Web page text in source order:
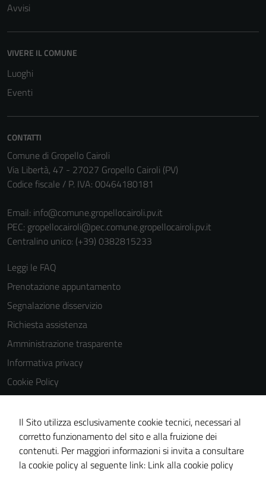
Avvisi
VIVERE IL COMUNE
Luoghi
Eventi
CONTATTI
Comune di Gropello Cairoli
Via Libertà, 47 - 27027 Gropello Cairoli (PV)
Codice fiscale / P. IVA: 00464180181
Email: info@comune.gropellocairoli.pv.it
PEC: gropellocairoli@pec.comune.gropellocairoli.pv.it
Centralino unico: (+39) 0382815233
Leggi le FAQ
Prenotazione appuntamento
Segnalazione disservizio
Richiesta assistenza
Amministrazione trasparente
Informativa privacy
Cookie Policy
Note legali
Dichiarazione di accessibilità
Obiettivi di accessibilità
Piano di miglioramento del sito
Il Sito utilizza esclusivamente cookie tecnici, necessari al
corretto funzionamento del sito e alla fruizione dei
contenuti. Per maggiori informazioni si invita a consultare
la cookie policy al seguente link: Link alla cookie policy
non raccolgono